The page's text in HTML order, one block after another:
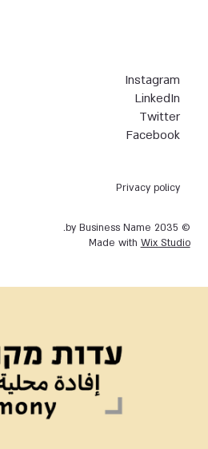
Privacy policy
© 2035 by Business Name.
Made with Wix Studio
Instagram
LinkedIn
Twitter
Facebook